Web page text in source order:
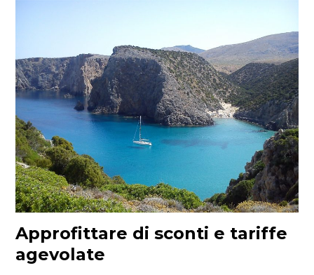
Approfittare di sconti e tariffe
agevolate